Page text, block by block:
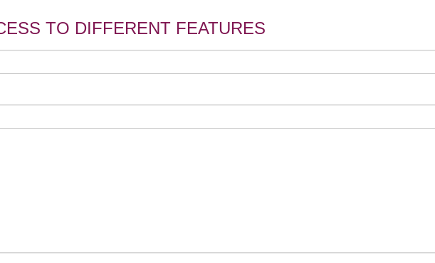
TO DIFFERENT FEATURES